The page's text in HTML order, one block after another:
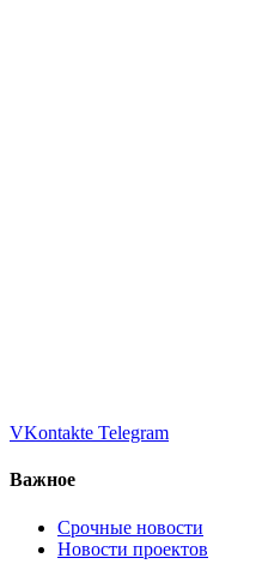
VKontakte Telegram
Важное
Срочные новости
Новости проектов